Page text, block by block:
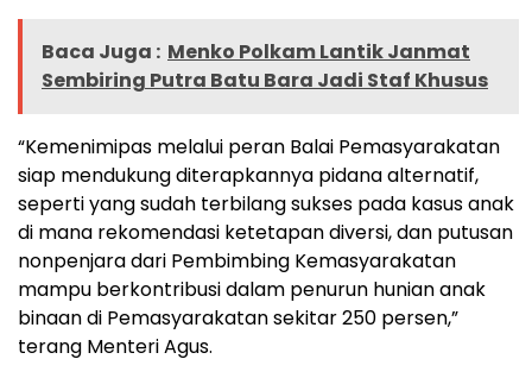
Baca Juga : Menko Polkam Lantik Janmat
Sembiring Putra Batu Bara Jadi Staf Khusus
“Kemenimipas melalui peran Balai Pemasyarakatan
siap mendukung diterapkannya pidana alternatif,
seperti yang sudah terbilang sukses pada kasus anak
di mana rekomendasi ketetapan diversi, dan putusan
nonpenjara dari Pembimbing Kemasyarakatan
mampu berkontribusi dalam penurun hunian anak
binaan di Pemasyarakatan sekitar 250 persen,”
terang Menteri Agus.